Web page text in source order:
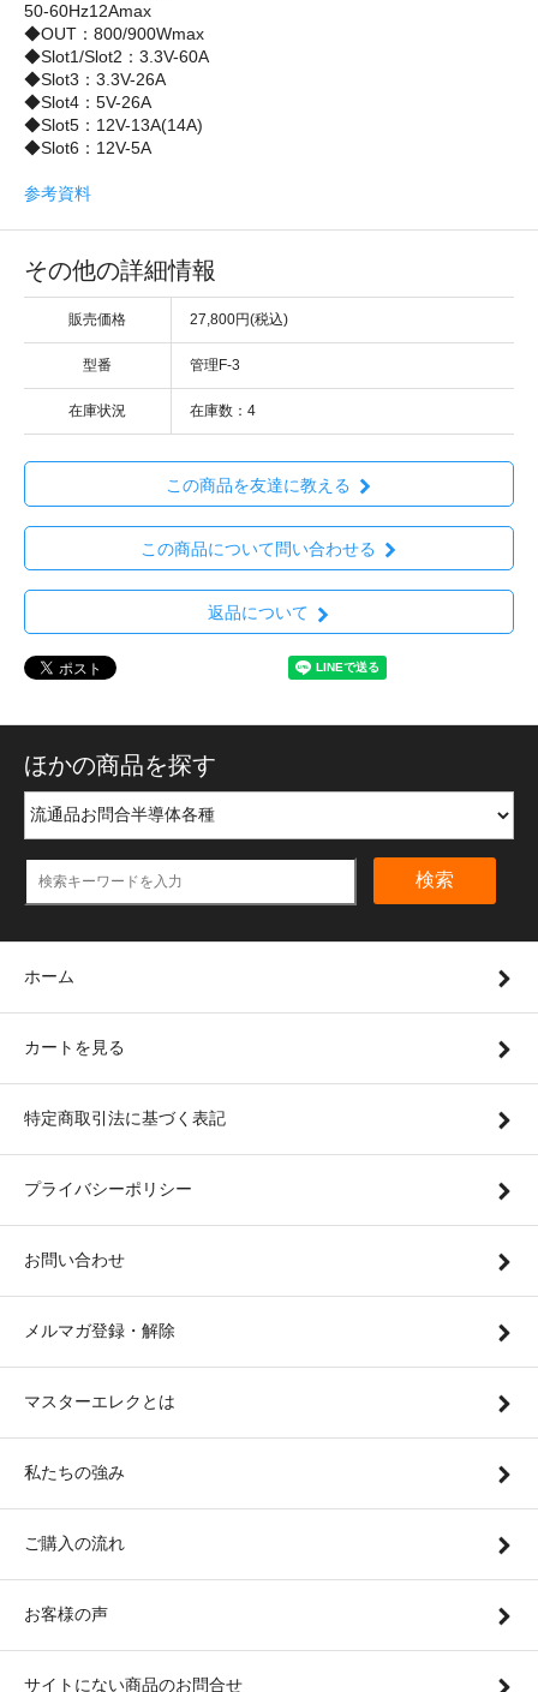
50-60Hz12Amax
◆OUT：800/900Wmax
◆Slot1/Slot2：3.3V-60A
◆Slot3：3.3V-26A
◆Slot4：5V-26A
◆Slot5：12V-13A(14A)
◆Slot6：12V-5A
参考資料
その他の詳細情報
販売価格 27,800円(税込)
型番 管理F-3
在庫状況 在庫数：4
この商品を友達に教える
この商品について問い合わせる
返品について
ほかの商品を探す
検索
ホーム
カートを見る
特定商取引法に基づく表記
プライバシーポリシー
お問い合わせ
メルマガ登録・解除
マスターエレクとは
私たちの強み
ご購入の流れ
お客様の声
サイトにない商品のお問合せ